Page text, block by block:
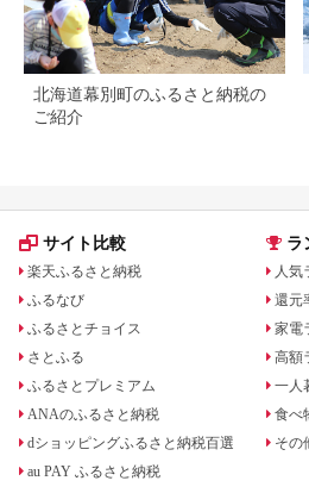
北海道幕別町のふるさと納税の
ご紹介
サイト比較
楽天ふるさと納税
ふるなび
ふるさとチョイス
さとふる
ふるさとプレミアム
ANAのふるさと納税
dショッピングふるさと納税百選
au PAY ふるさと納税
ラ
人気
還元
家電
高額
一人
食べ
その